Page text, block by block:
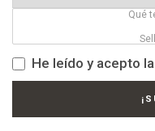
He leído y acepto la